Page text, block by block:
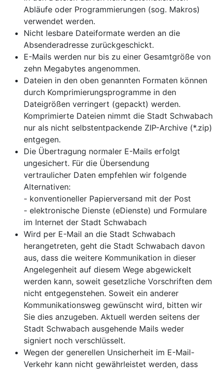
Abläufe oder Programmierungen (sog. Makros)
verwendet werden.
Nicht lesbare Dateiformate werden an die
Absenderadresse zurückgeschickt.
E-Mails werden nur bis zu einer Gesamtgröße von
zehn Megabytes angenommen.
Dateien in den oben genannten Formaten können
durch Komprimierungsprogramme in den
Dateigrößen verringert (gepackt) werden.
Komprimierte Dateien nimmt die Stadt Schwabach
nur als nicht selbstentpackende ZIP-Archive (*.zip)
entgegen.
Die Übertragung normaler E-Mails erfolgt
ungesichert. Für die Übersendung
vertraulicher Daten empfehlen wir folgende
Alternativen:
- konventioneller Papierversand mit der Post
- elektronische Dienste (eDienste) und Formulare
im Internet der Stadt Schwabach
Wird per E-Mail an die Stadt Schwabach
herangetreten, geht die Stadt Schwabach davon
aus, dass die weitere Kommunikation in dieser
Angelegenheit auf diesem Wege abgewickelt
werden kann, soweit gesetzliche Vorschriften dem
nicht entgegenstehen. Soweit ein anderer
Kommunikationsweg gewünscht wird, bitten wir
Sie dies anzugeben. Aktuell werden seitens der
Stadt Schwabach ausgehende Mails weder
signiert noch verschlüsselt.
Wegen der generellen Unsicherheit im E-Mail-
Verkehr kann nicht gewährleistet werden, dass